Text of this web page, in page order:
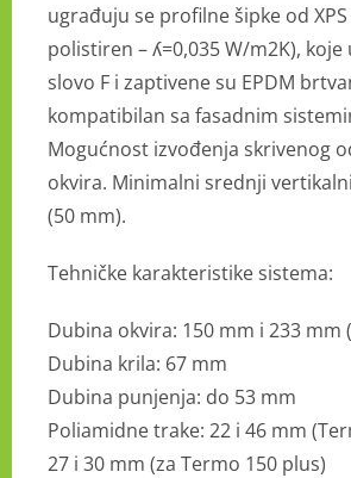
ugrađuju se profilne šipke od
polistiren – ʎ=0,035 W/m2K),
slovo F i zaptivene su EPDM
kompatibilan sa fasadnim
Mogućnost izvođenja skrivenog
okvira. Minimalni srednji
(50 mm).
Tehničke karakteristike sistema:
Dubina okvira: 150 mm i 233 mm
Dubina krila: 67 mm
Dubina punjenja: do 53 mm
Poliamidne trake: 22 i 46 mm
27 i 30 mm (za Termo 150 plus)